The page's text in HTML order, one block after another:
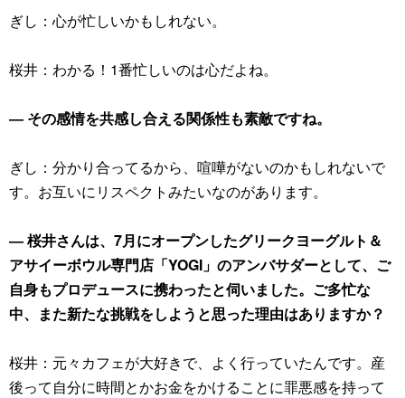
ぎし：心が忙しいかもしれない。
桜井：わかる！1番忙しいのは心だよね。
― その感情を共感し合える関係性も素敵ですね。
ぎし：分かり合ってるから、喧嘩がないのかもしれないで
す。お互いにリスペクトみたいなのがあります。
― 桜井さんは、7月にオープンしたグリークヨーグルト＆
アサイーボウル専門店「YOGI」のアンバサダーとして、ご
自身もプロデュースに携わったと伺いました。ご多忙な
中、また新たな挑戦をしようと思った理由はありますか？
桜井：元々カフェが大好きで、よく行っていたんです。産
後って自分に時間とかお金をかけることに罪悪感を持って